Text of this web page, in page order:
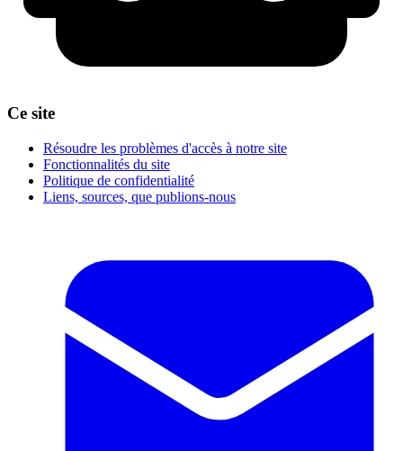
Ce site
Résoudre les problèmes d'accès à notre site
Fonctionnalités du site
Politique de confidentialité
Liens, sources, que publions-nous